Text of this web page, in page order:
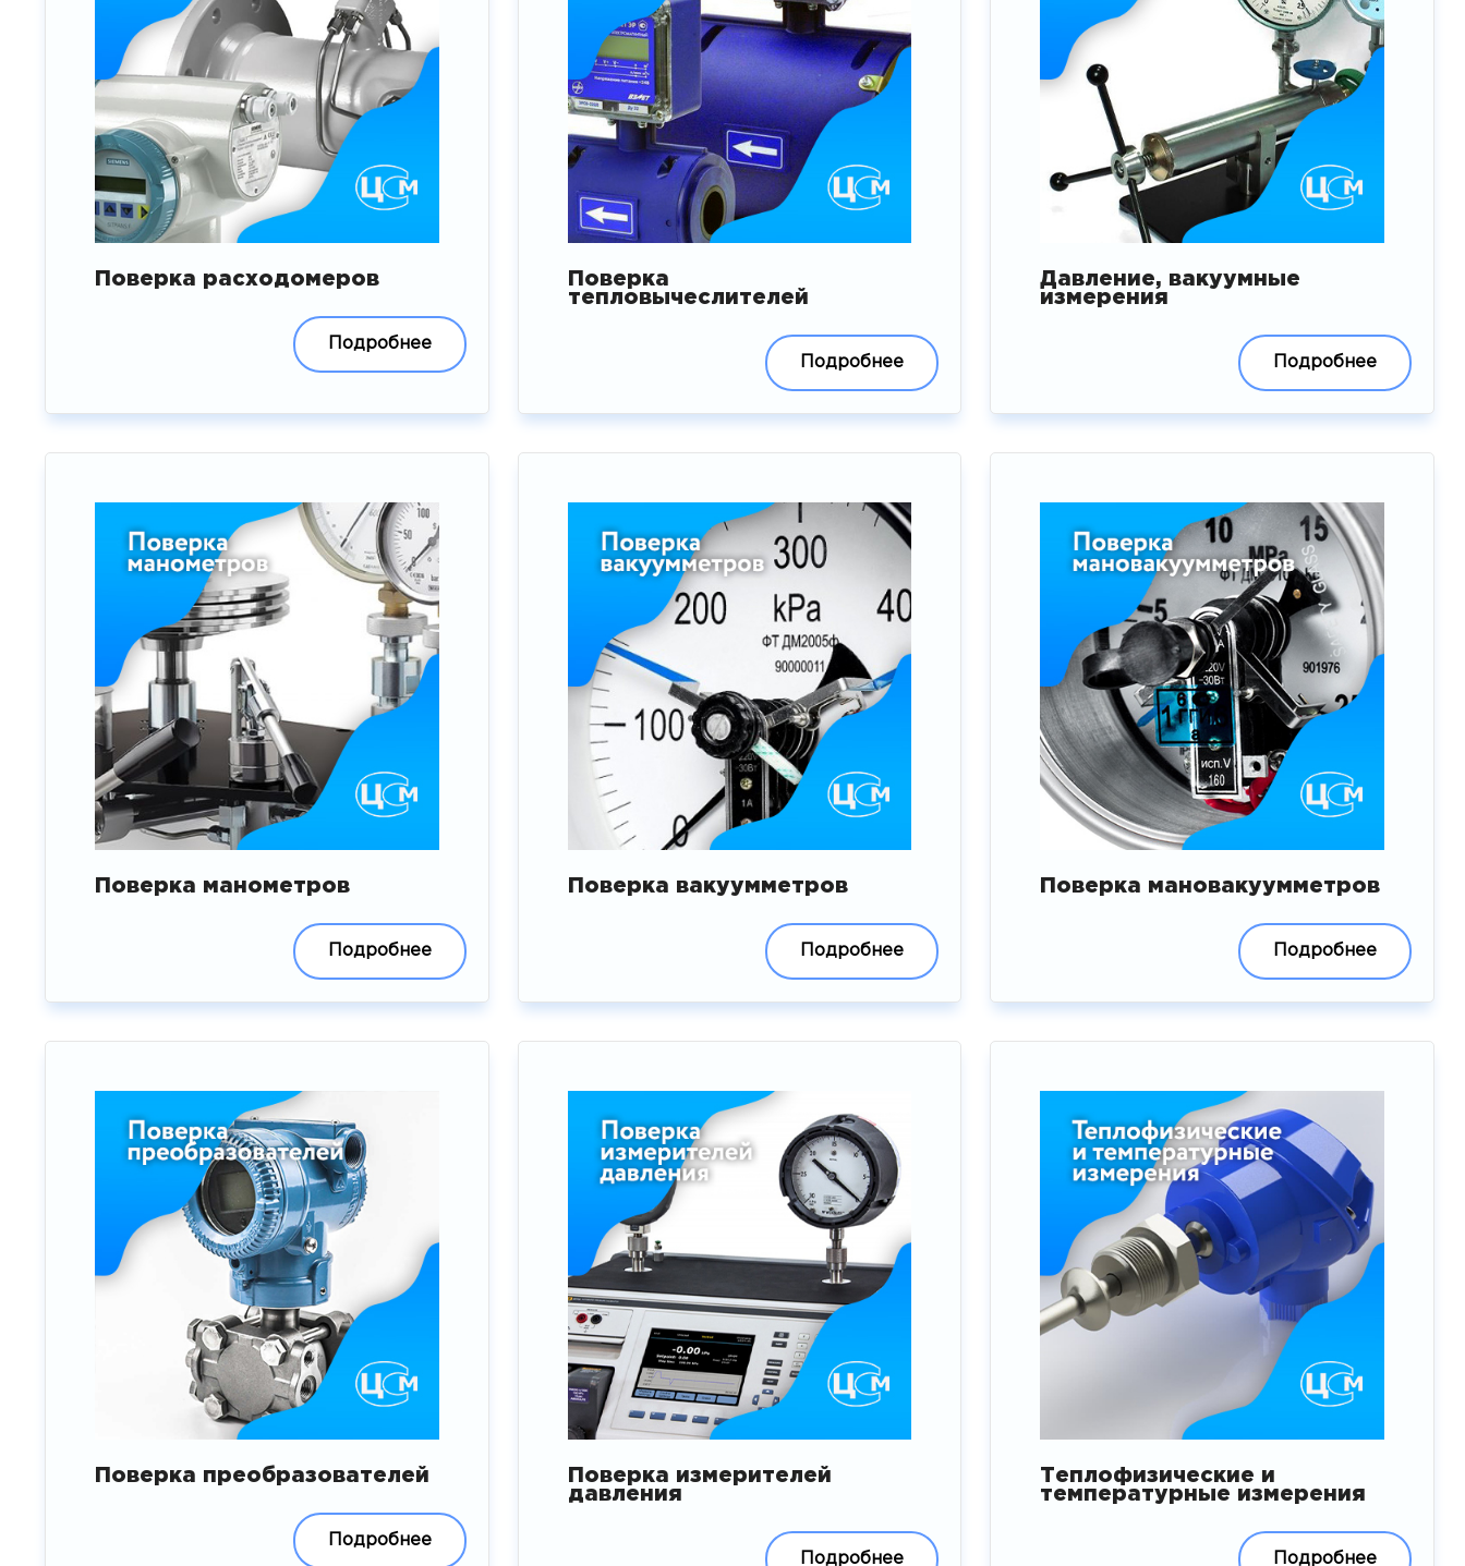
Поверка расходомеров
Подробнее
Поверка
тепловычеслителей
Подробнее
Давление, вакуумные
измерения
Подробнее
Поверка манометров
Подробнее
Поверка вакуумметров
Подробнее
Поверка мановакуумметров
Подробнее
Поверка преобразователей
Подробнее
Поверка измерителей
давления
Подробнее
Теплофизические и
температурные измерения
Подробнее